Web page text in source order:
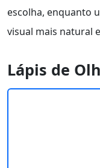
escolha, enquanto
visual mais natural
Lápis de